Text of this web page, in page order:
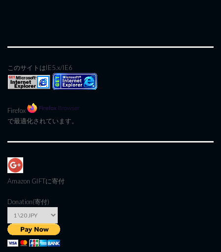
このサイトはIE5.x/IE6
Firefox
で最適化されています。
Amazon GIFTに寄付
Donation(寄付)